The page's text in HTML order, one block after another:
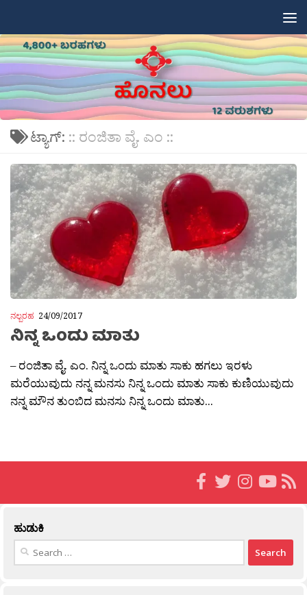
ಟ್ಯಾಗ್: :: ರಂಜಿತಾ ವೈ. ಎಂ ::
ನಲ್ಬರಹ 24/09/2017
ನಿನ್ನ ಒಂದು ಮಾತು
– ರಂಜಿತಾ ವೈ. ಎಂ. ನಿನ್ನ ಒಂದು ಮಾತು ಸಾಕು ಹಗಲು ಇರಳು
ಮರೆಯುವುದು ನನ್ನ ಮನಸು ನಿನ್ನ ಒಂದು ಮಾತು ಸಾಕು ಕುಣಿಯುವುದು
ನನ್ನ ಮೌನ ತುಂಬಿದ ಮನಸು ನಿನ್ನ ಒಂದು ಮಾತು...
ಹುಡುಕಿ
Search